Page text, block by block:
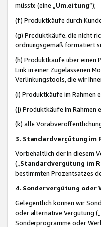
müsste (eine „ Umleitung“);
(f) Produktkäufe durch
(g) Produktkäufe, die nicht
ordnungsgemäß formatiert
(h) Produktkäufe über einen
Link in einer Zugelassenen
Verlinkungstools, die wir
(i) Produktkäufe im Rahmen
(j) Produktkäufe im Rahmen
(k) alle
3. Standardvergütung im
Vorbehaltlich der in diesem
(„ Standardvergütung im
bestimmten Prozentsatzes
4. Sondervergütung oder
Gelegentlich können wir
oder alternative Vergütung („
Sonderprogramme oder